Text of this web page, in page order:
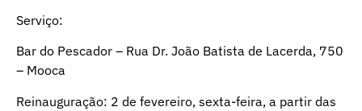
Serviço:
Bar do Pescador – Rua Dr. João Batista de Lacerda, 750
– Mooca
Reinauguração: 2 de fevereiro, sexta-feira, a partir das